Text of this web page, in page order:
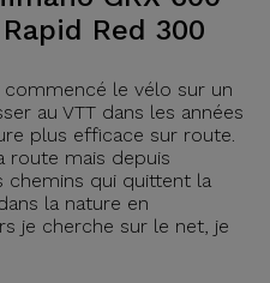
Red 300
le vélo sur un
au VTT dans les années
plus efficace sur route.
route mais depuis
chemins qui quittent la
la nature en
je cherche sur le net, je